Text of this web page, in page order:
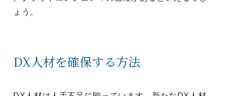
ょう。
DX人材を確保する方法